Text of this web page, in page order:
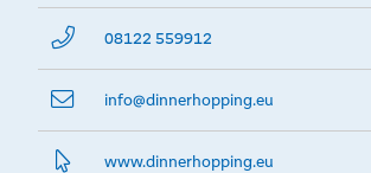
08122 559912
info@­dinnerhopping.eu
www.­dinnerhopping.­eu